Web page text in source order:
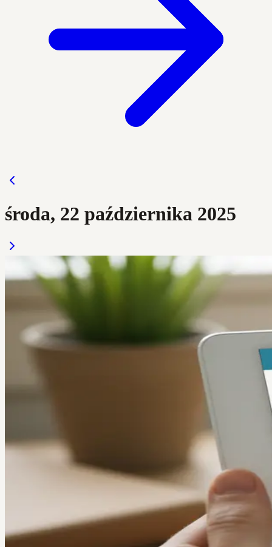
środa, 22 października 2025